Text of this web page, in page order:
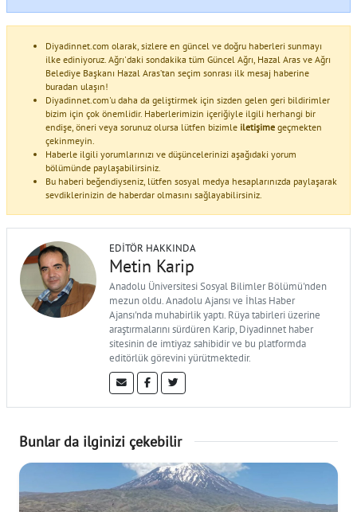
Diyadinnet.com olarak, sizlere en güncel ve doğru haberleri sunmayı
ilke ediniyoruz. Ağrı'daki sondakika tüm Güncel Ağrı, Hazal Aras ve Ağrı
Belediye Başkanı Hazal Aras’tan seçim sonrası ilk mesaj haberine
buradan ulaşın!
Diyadinnet.com'u daha da geliştirmek için sizden gelen geri bildirimler
bizim için çok önemlidir. Haberlerimizin içeriğiyle ilgili herhangi bir
endişe, öneri veya sorunuz olursa lütfen bizimle iletişime geçmekten
çekinmeyin.
Haberle ilgili yorumlarınızı ve düşüncelerinizi aşağıdaki yorum
bölümünde paylaşabilirsiniz.
Bu haberi beğendiyseniz, lütfen sosyal medya hesaplarınızda paylaşarak
sevdiklerinizin de haberdar olmasını sağlayabilirsiniz.
EDITÖR HAKKINDA
Metin Karip
Anadolu Üniversitesi Sosyal Bilimler Bölümü'nden
mezun oldu. Anadolu Ajansı ve İhlas Haber
Ajansı'nda muhabirlik yaptı. Rüya tabirleri üzerine
araştırmalarını sürdüren Karip, Diyadinnet haber
sitesinin de imtiyaz sahibidir ve bu platformda
editörlük görevini yürütmektedir.
Bunlar da ilginizi çekebilir